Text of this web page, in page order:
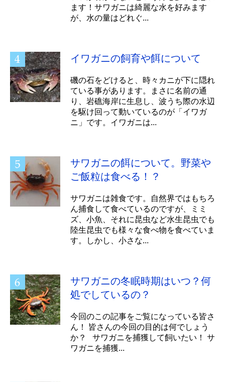
ます！サワガニは綺麗な水を好みます
が、水の量はどれぐ...
イワガニの飼育や餌について
磯の石をどけると、時々カニが下に隠れ
ている事があります。まさに名前の通
り、岩礁海岸に生息し、波うち際の水辺
を駆け回って動いているのが「イワガ
ニ」です。イワガニは...
サワガニの餌について。野菜や
ご飯粒は食べる！？
サワガニは雑食です。自然界ではもちろ
ん捕食して食べているのですが、ミミ
ズ、小魚、それに昆虫など水生昆虫でも
陸生昆虫でも様々な食べ物を食べていま
す。しかし、小さな...
サワガニの冬眠時期はいつ？何
処でしているの？
今回のこの記事をご覧になっている皆さ
ん！ 皆さんの今回の目的は何でしょう
か？ サワガニを捕獲して飼いたい！ サ
ワガニを捕獲...